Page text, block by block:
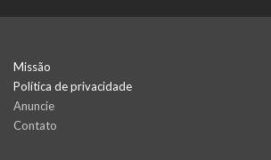
Missão
Política de privacidade
Anuncie
Contato